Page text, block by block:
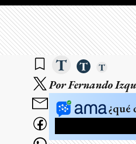
Por Fernando
¿qué